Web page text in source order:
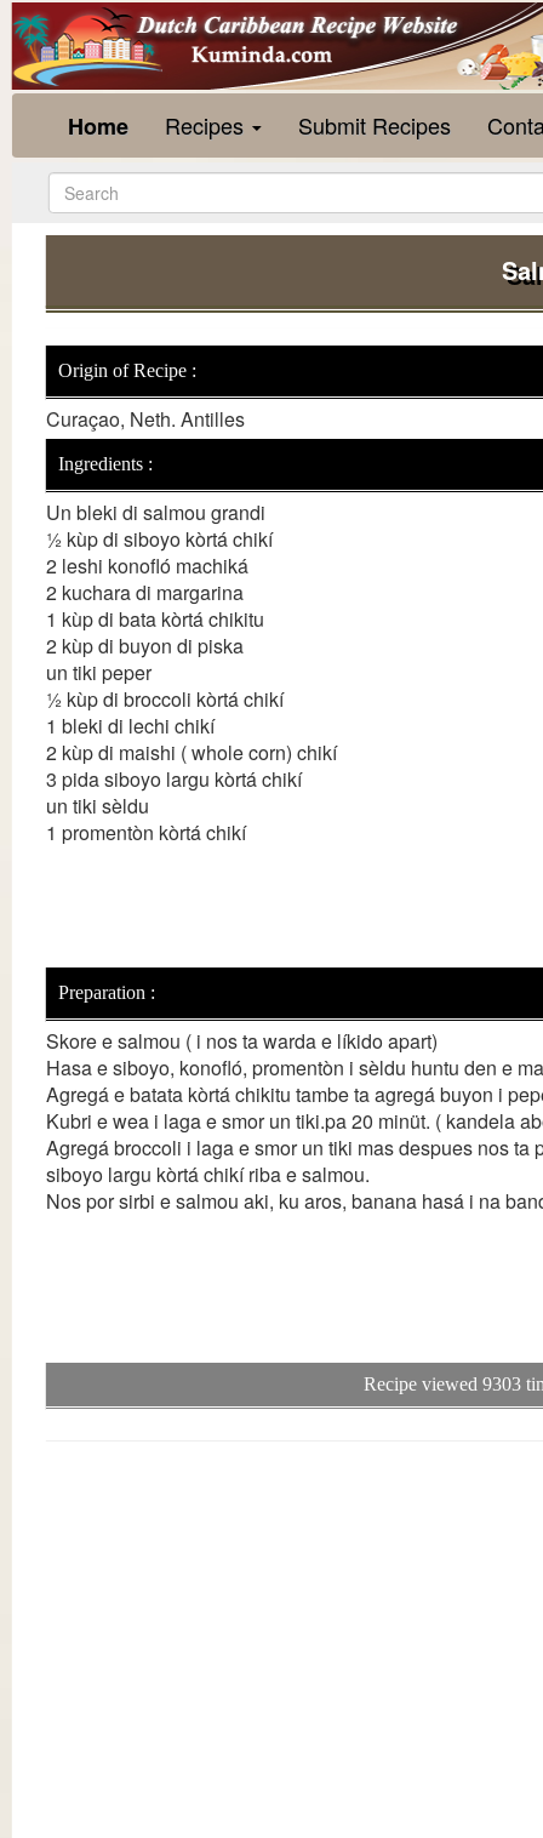
Home Recipes Submit Recipes
Origin of Recipe :
Curaçao, Neth. Antilles
Ingredients :
Un bleki di salmou grandi
½ kùp di siboyo kòrtá chikí
2 leshi konofló machiká
2 kuchara di margarina
1 kùp di bata kòrtá chikitu
2 kùp di buyon di piska
un tiki peper
½ kùp di broccoli kòrtá chikí
1 bleki di lechi chikí
2 kùp di maishi ( whole corn) chikí
3 pida siboyo largu kòrtá chikí
un tiki sèldu
1 promentòn kòrtá chikí
Preparation :
Skore e salmou ( i nos ta warda e líkido apart)
Hasa e siboyo, konofló, promentòn i sèldu huntu den e
Agregá e batata kòrtá chikitu tambe ta agregá buyon i
Kubri e wea i laga e smor un tiki.pa 20 minüt. ( kandela
Agregá broccoli i laga e smor un tiki mas despues nos
siboyo largu kòrtá chikí riba e salmou.
Nos por sirbi e salmou aki, ku aros, banana hasá i na
Recipe viewed 9303